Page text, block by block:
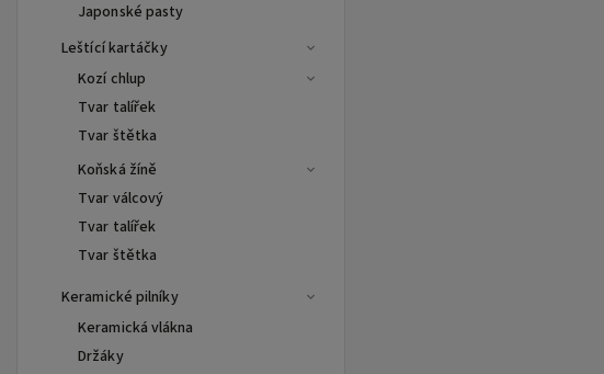
Japonské pasty
Leštící kartáčky
Kozí chlup
Tvar talířek
Tvar štětka
Koňská žíně
Tvar válcový
Tvar talířek
Tvar štětka
Keramické pilníky
Keramická vlákna
Držáky